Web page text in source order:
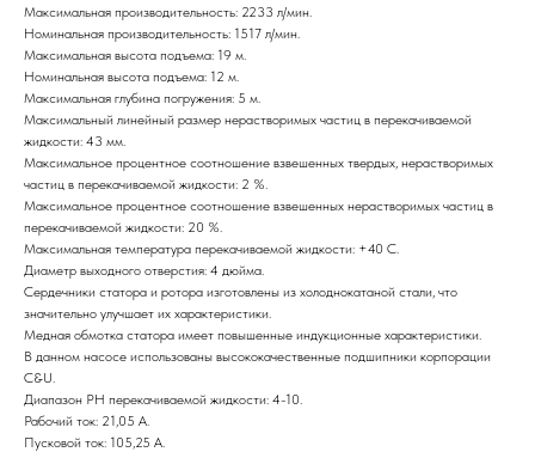
Максимальная производительность: 2233 л/мин.
Номинальная производительность: 1517 л/мин.
Максимальная высота подъема: 19 м.
Номинальная высота подъема: 12 м.
Максимальная глубина погружения: 5 м.
Максимальный линейный размер нерастворимых частиц в перекачиваемой
жидкости: 43 мм.
Максимальное процентное соотношение взвешенных твердых, нерастворимых
частиц в перекачиваемой жидкости: 2 %.
Максимальное процентное соотношение взвешенных нерастворимых частиц в
перекачиваемой жидкости: 20 %.
Максимальная температура перекачиваемой жидкости: +40 С.
Диаметр выходного отверстия: 4 дюйма.
Сердечники статора и ротора изготовлены из холоднокатаной стали, что
значительно улучшает их характеристики.
Медная обмотка статора имеет повышенные индукционные характеристики.
В данном насосе использованы высококачественные подшипники корпорации
C&U.
Диапазон РН перекачиваемой жидкости: 4-10.
Рабочий ток: 21,05 А.
Пусковой ток: 105,25 А.